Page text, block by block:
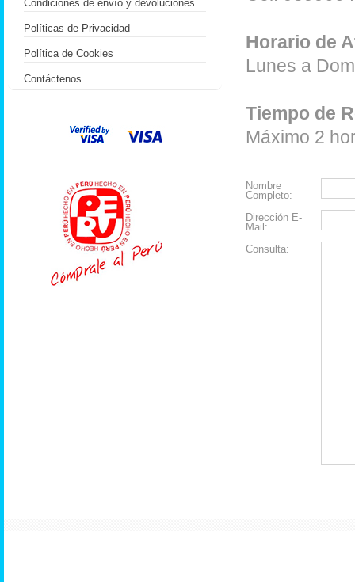
Horario de
Lunes a
Tiempo de
Máximo 2
Nombre
Completo:
Dirección E-
Mail:
Consulta:
Condiciones de envío y devoluciones
Políticas de Privacidad
Política de Cookies
Contáctenos
.